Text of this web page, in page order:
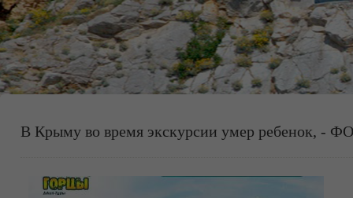
В Крыму во время экскурсии умер ребенок, -